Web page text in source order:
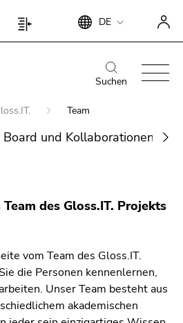
DE
rund um die Uni
Suchen
Hauptnavigation:
Zur
Übersicht
Team
und Kollaborationen
des Gloss.IT. Projekts
vom Team des Gloss.IT.
die Personen kennenlernen,
Unser Team besteht aus
akademischen